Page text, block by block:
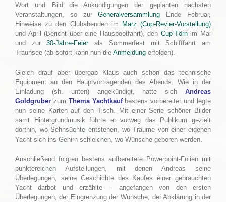
Wort und Bild die Ankündigungen der geplanten nächsten
Veranstaltungen, so zurGeneralversammlung Ende Februar,
Hinweise zu den Clubabenden im März (Cup-Revier-Vorstellung)
und April (Bericht über eine Hausbootfahrt), den Cup-Törnim Mai
und zur30-Jahre-Feierals Sommerfest mit Schifffahrt am
Traunsee (ab sofort kann nun die Anmeldungerfolgen).
Gleich drauf aber übergab Klaus auch schon das technische
Equipment an den Hauptvortragenden des Abends. Wie in der
Einladung (sh. unten) angekündigt, hatte sichAndreas
Goldgruberzum Thema Yachtkauf bestens vorbereitet und legte
nun seine Karten auf den Tisch. Mit einer Serie schöner Bilder
samt Hintergrundmusik führte er vorweg das Publikum gezielt
dorthin, wo Sehnsüchte entstehen, wo Träume von einer eigenen
Yacht sich ins Gehirn schleichen, wo Wünsche geboren werden.
Anschließend folgten bestens aufbereitete Powerpoint-Folien mit
punktereichen Aufstellungen, mit denen Andreas seine
Überlegungen, seine Geschichte des Kaufes einer gebrauchten
Yacht darbot und erzählte – angefangen von den ersten
Überlegungen, der Eingrenzung der Wünsche, der Abklärung in der